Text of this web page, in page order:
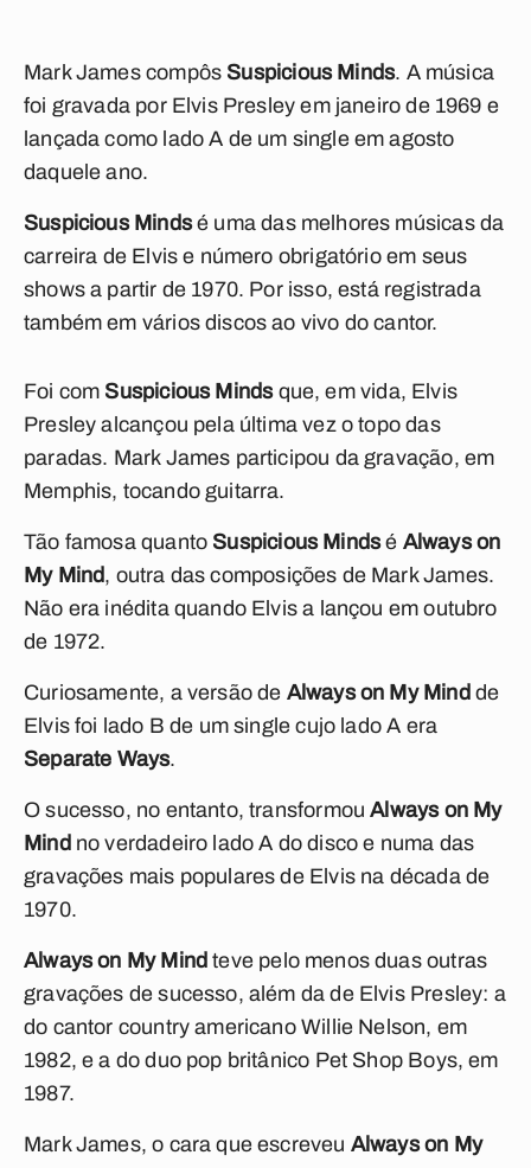
Mark James compôs Suspicious Minds. A música
foi gravada por Elvis Presley em janeiro de 1969 e
lançada como lado A de um single em agosto
daquele ano.
Suspicious Mindsé uma das melhores músicas da
carreira de Elvis e número obrigatório em seus
shows a partir de 1970. Por isso, está registrada
também em vários discos ao vivo do cantor.
Foi com Suspicious Mindsque, em vida, Elvis
Presley alcançou pela última vez o topo das
paradas. Mark James participou da gravação, em
Memphis, tocando guitarra.
Tão famosa quanto Suspicious Mindsé Always on
My Mind, outra das composições de Mark James.
Não era inédita quando Elvis a lançou em outubro
de 1972.
Curiosamente, a versão de Always on My Mind de
Elvis foi lado B de um single cujo lado A era
Separate Ways.
O sucesso, no entanto, transformouAlways on My
Mind no verdadeiro lado A do disco e numa das
gravações mais populares de Elvis na década de
1970.
Always on My Mindteve pelo menos duas outras
gravações de sucesso, além da de Elvis Presley: a
do cantor country americano Willie Nelson, em
1982, e a do duo pop britânico Pet Shop Boys, em
1987.
Mark James, o cara que escreveu Always on My